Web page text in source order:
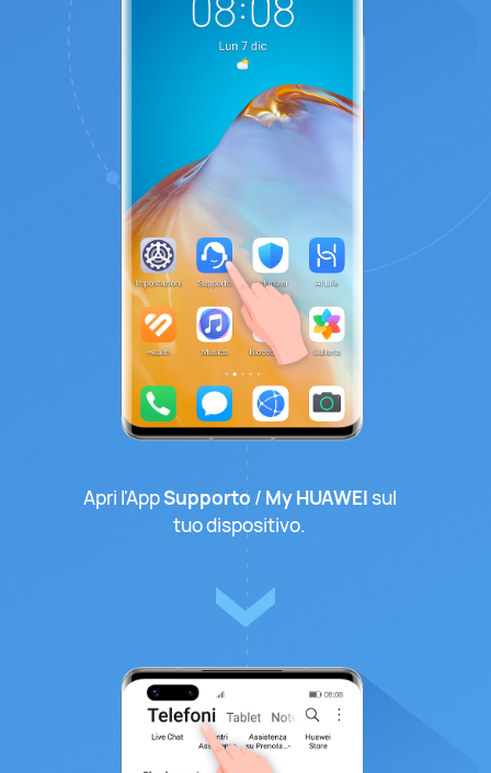
Apri l'AppSupporto / My HUAWEIsul
tuo dispositivo.